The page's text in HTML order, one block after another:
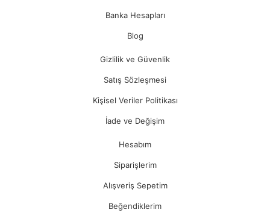
Banka Hesapları
Blog
Gizlilik ve Güvenlik
Satış Sözleşmesi
Kişisel Veriler Politikası
İade ve Değişim
Hesabım
Siparişlerim
Alışveriş Sepetim
Beğendiklerim